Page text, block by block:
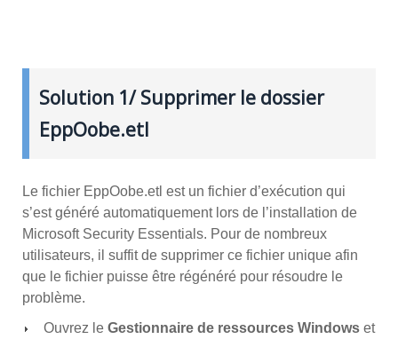
Solution 1/ Supprimer le dossier
EppOobe.etl
Le fichier EppOobe.etl est un fichier d’exécution qui
s’est généré automatiquement lors de l’installation de
Microsoft Security Essentials. Pour de nombreux
utilisateurs, il suffit de supprimer ce fichier unique afin
que le fichier puisse être régénéré pour résoudre le
problème.
Ouvrez le Gestionnaire de ressources Windows et